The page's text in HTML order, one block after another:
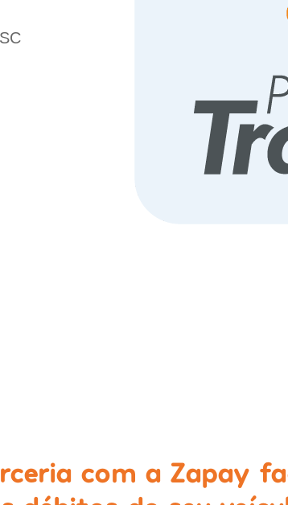
com a Zapay